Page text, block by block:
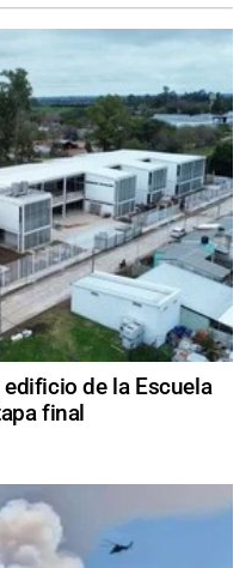
de la Escuela
final